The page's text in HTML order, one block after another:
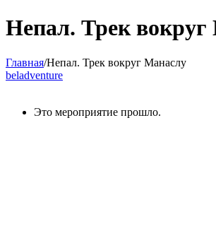
Непал. Трек
Главная/Непал. Трек вокруг Манаслу
beladventure
Это мероприятие прошло.